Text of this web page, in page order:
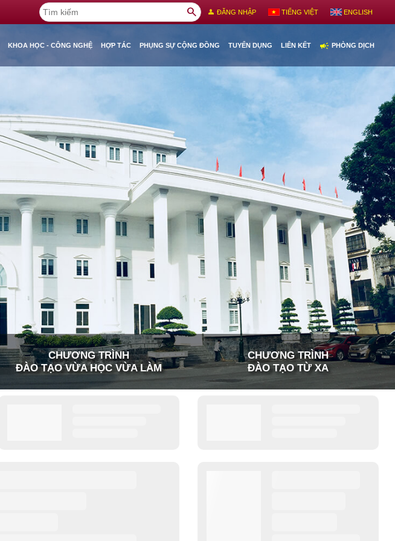
search person ĐĂNG NHẬP TIẾNG VIỆT ENGLISH
KHOA HỌC - CÔNG NGHỆ HỢP TÁC PHỤNG SỰ CỘNG ĐỒNG TUYỂN DỤNG LIÊN KẾT campaign PHÒNG DỊCH
CHƯƠNG TRÌNH
ĐÀO TẠO VỪA HỌC VỪA LÀM
CHƯƠNG TRÌNH
ĐÀO TẠO TỪ XA